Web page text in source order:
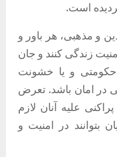
است.
و مذهبی، هر باور و
زندگی کنند و جان
حکومتی و یا خشونت
در امان باشد. تعرض
علیه آنان لازم
بتوانند در امنیت و